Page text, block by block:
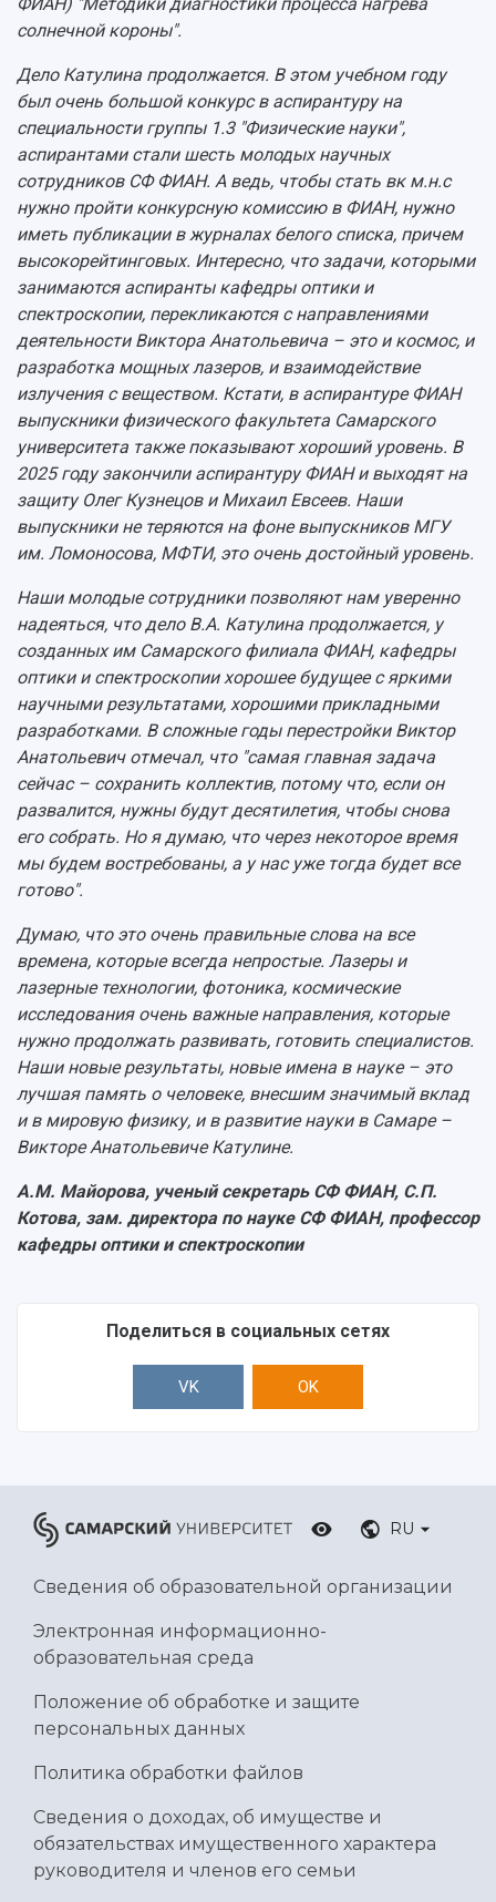
солнечной короны".
Дело Катулина продолжается. В этом учебном году
был очень большой конкурс в аспирантуру на
специальности группы 1.3 "Физические науки",
аспирантами стали шесть молодых научных
сотрудников СФ ФИАН. А ведь, чтобы стать вк м.н.с
нужно пройти конкурсную комиссию в ФИАН, нужно
иметь публикации в журналах белого списка, причем
высокорейтинговых. Интересно, что задачи, которыми
занимаются аспиранты кафедры оптики и
спектроскопии, перекликаются с направлениями
деятельности Виктора Анатольевича – это и космос, и
разработка мощных лазеров, и взаимодействие
излучения с веществом. Кстати, в аспирантуре ФИАН
выпускники физического факультета Самарского
университета также показывают хороший уровень. В
2025 году закончили аспирантуру ФИАН и выходят на
защиту Олег Кузнецов и Михаил Евсеев. Наши
выпускники не теряются на фоне выпускников МГУ
им. Ломоносова, МФТИ, это очень достойный уровень.
Наши молодые сотрудники позволяют нам уверенно
надеяться, что дело В.А. Катулина продолжается, у
созданных им Самарского филиала ФИАН, кафедры
оптики и спектроскопии хорошее будущее с яркими
научными результатами, хорошими прикладными
разработками. В сложные годы перестройки Виктор
Анатольевич отмечал, что "самая главная задача
сейчас – сохранить коллектив, потому что, если он
развалится, нужны будут десятилетия, чтобы снова
его собрать. Но я думаю, что через некоторое время
мы будем востребованы, а у нас уже тогда будет все
готово".
Думаю, что это очень правильные слова на все
времена, которые всегда непростые. Лазеры и
лазерные технологии, фотоника, космические
исследования очень важные направления, которые
нужно продолжать развивать, готовить специалистов.
Наши новые результаты, новые имена в науке – это
лучшая память о человеке, внесшим значимый вклад
и в мировую физику, и в развитие науки в Самаре –
Викторе Анатольевиче Катулине.
А.М. Майорова, ученый секретарь СФ ФИАН, С.П.
Котова, зам. директора по науке СФ ФИАН, профессор
кафедры оптики и спектроскопии
Поделиться в социальных сетях
VK OK
RU
Сведения об образовательной организации
Электронная информационно-
образовательная среда
Положение об обработке и защите
персональных данных
Политика обработки файлов
Сведения о доходах, об имуществе и
обязательствах имущественного характера
руководителя и членов его семьи